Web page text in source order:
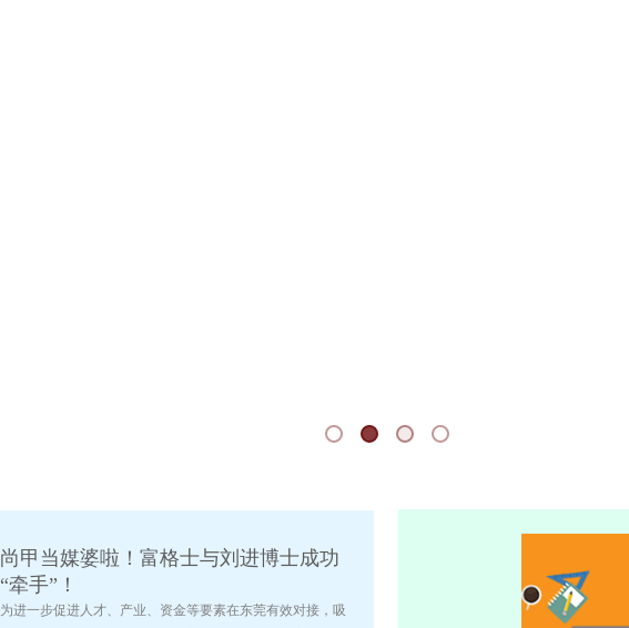
尚甲当媒婆啦！富格士与刘进博士成功
“牵手”！
为进一步促进人才、产业、资金等要素在东莞有效对接，吸